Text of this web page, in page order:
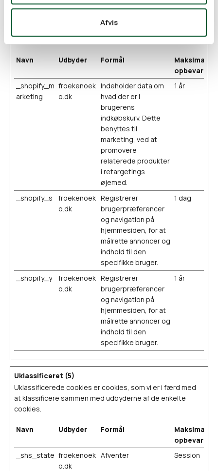
Afvis
Marketing cookies bruges til at spore brugere på tværs af
websites. Hensigten er at vise annoncer, der er relevante
og engagerende for den enkelte bruger, og dermed mere
værdifulde for udgivere og tredjeparts-annoncører.
Navn Udbyder Formål
Maksimal
_shopify_m
arketing
froekenoek
o.dk
Indeholder data om
hvad der er i
brugerens
indkøbskurv. Dette
benyttes til
marketing, ved at
promovere
relaterede produkter
i retargetings
øjemed.
1 år
_shopify_s
froekenoek
o.dk
Registrerer
brugerpræferencer
og navigation på
hjemmesiden, for at
målrette annoncer og
indhold til den
specifikke bruger.
1 dag
_shopify_y
froekenoek
o.dk
Registrerer
brugerpræferencer
og navigation på
hjemmesiden, for at
målrette annoncer og
indhold til den
specifikke bruger.
1 år
Uklassificeret (5)
Uklassificerede cookies er cookies, som vi er i færd med
at klassificere sammen med udbyderne af de enkelte
cookies.
Navn Udbyder Formål
Maksimal
_shs_state froekenoek
o.dk
Afventer Session